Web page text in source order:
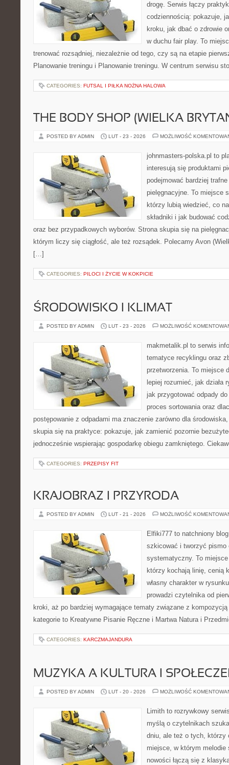
drogę. Serwis łączy
codziennością: pokazuje,
kroku, jak dbać o zdrowie
w duchu fair play. To
trenować rozsądniej, niezależnie od tego, czy są na etapie
Planowanie treningu i Planowanie treningu. W centrum serwisu
CATEGORIES: FUTSAL I PIŁKA NOŻNA HALOWA
THE BODY SHOP (WIELKA
POSTED BY ADMIN LUT - 23 - 2026 MOŻLIWOŚĆ
johnmasters-polska.pl to
interesują się produktami
podejmować bardziej
pielęgnacyjne. To miejsce
którzy lubią wiedzieć, co
składniki i jak budować
oraz bez przypadkowych wyborów. Strona skupia się na
którym liczy się ciągłość, ale też rozsądek. Polecamy Avon
[…]
CATEGORIES: PILOCI I ŻYCIE W KOKPICIE
ŚRODOWISKO I KLIMAT
POSTED BY ADMIN LUT - 23 - 2026 MOŻLIWOŚĆ
makmetalik.pl to serwis
tematyce recyklingu oraz
przetworzenia. To miejsce
lepiej rozumieć, jak działa
jak przygotować odpady
proces sortowania oraz
postępowanie z odpadami ma znaczenie zarówno dla
skupia się na praktyce: pokazuje, jak zamienić pozornie
jednocześnie wspierając gospodarkę obiegu zamkniętego.
CATEGORIES: PRZEPISY FIT
KRAJOBRAZ I PRZYRODA
POSTED BY ADMIN LUT - 21 - 2026 MOŻLIWOŚĆ
Elfiki777 to natchniony
szkicować i tworzyć pismo
systematyczny. To
którzy kochają linię, cenią
własny charakter w
prowadzi czytelnika od
kroki, aż po bardziej wymagające tematy związane z
kategorie to Kreatywne Pisanie Ręczne i Martwa Natura i
CATEGORIES: KARCZMAJANDURA
MUZYKA A KULTURA I
POSTED BY ADMIN LUT - 20 - 2026 MOŻLIWOŚĆ
Limith to rozrywkowy
myślą o czytelnikach
dniu, ale też o tych, którzy
miejsce, w którym
nowości łączą się z